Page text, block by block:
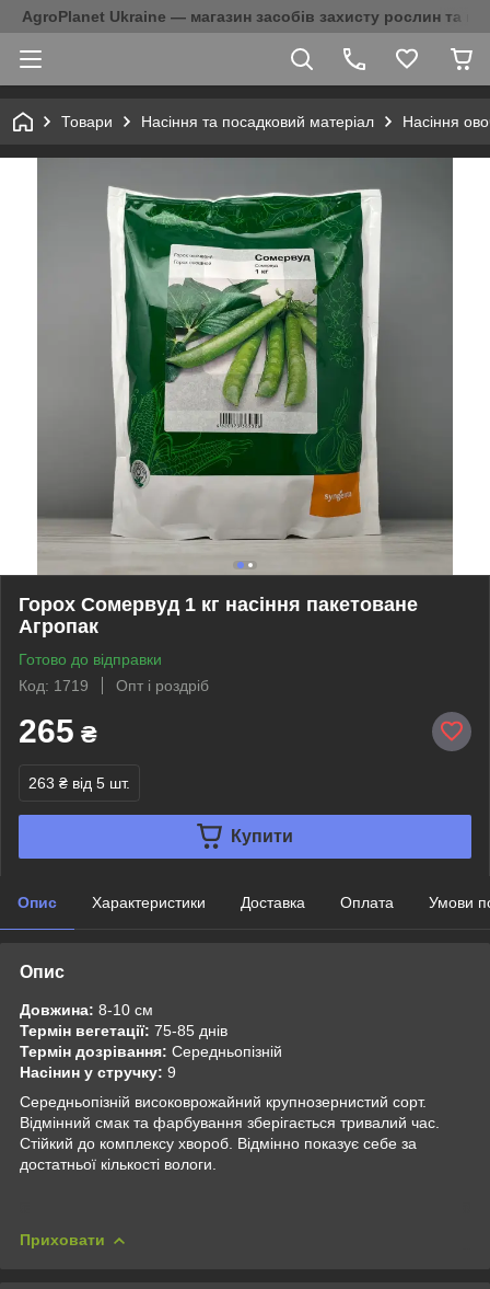
AgroPlanet Ukraine — магазин засобів захисту рослин та
Товари Насіння та посадковий матеріал Насіння
Горох Сомервуд 1 кг насіння пакетоване
Агропак
Готово до відправки
Код: 1719
Опт і роздріб
265 ₴
263 ₴ від 5 шт.
Купити
Опис Характеристики Доставка Оплата Умови
Опис
Довжина: 8-10 см
Термін вегетації: 75-85 днів
Термін дозрівання: Середньопізній
Насінин у стручку: 9
Середньопізній високоврожайний крупнозернистий сорт.
Відмінний смак та фарбування зберігається тривалий час.
Стійкий до комплексу хвороб. Відмінно показує себе за
достатньої кількості вологи.
Приховати